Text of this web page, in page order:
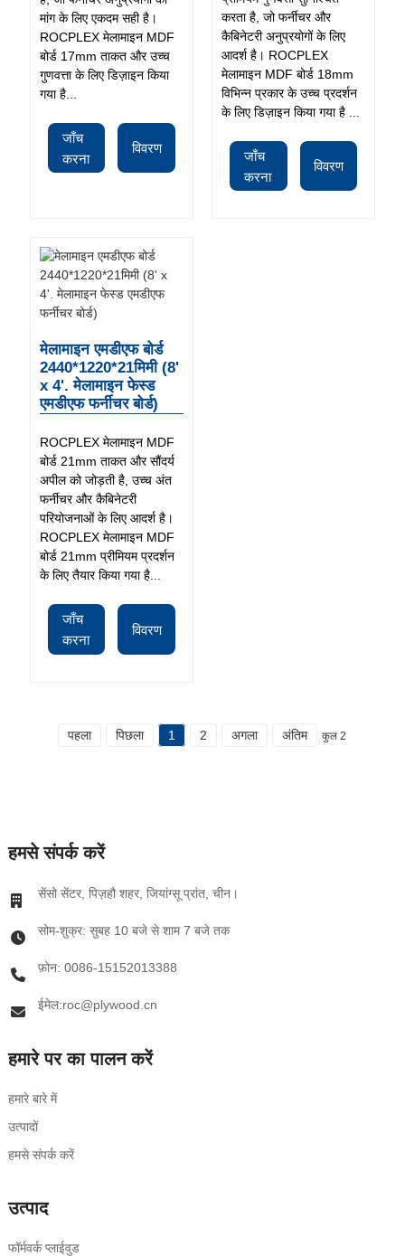
मांग के लिए एकदम सही है।
ROCPLEX मेलामाइन MDF
बोर्ड 17mm ताकत और उच्च
गुणवत्ता के लिए डिज़ाइन किया
गया है...
जाँच
करना
विवरण
करता है, जो फर्नीचर और
कैबिनेटरी अनुप्रयोगों के लिए
आदर्श है। ROCPLEX
मेलामाइन MDF बोर्ड 18mm
विभिन्न प्रकार के उच्च प्रदर्शन
के लिए डिज़ाइन किया गया है ...
जाँच
करना
विवरण
मेलामाइन एमडीएफ बोर्ड
2440*1220*21मिमी (8'
x 4'. मेलामाइन फेस्ड
एमडीएफ फर्नीचर बोर्ड)
ROCPLEX मेलामाइन MDF
बोर्ड 21mm ताकत और सौंदर्य
अपील को जोड़ती है, उच्च अंत
फर्नीचर और कैबिनेटरी
परियोजनाओं के लिए आदर्श है।
ROCPLEX मेलामाइन MDF
बोर्ड 21mm प्रीमियम प्रदर्शन
के लिए तैयार किया गया है...
जाँच
करना
विवरण
पहला पिछला 1 2 अगला अंतिम कुल 2
हमसे संपर्क करें
सेंसो सेंटर, पिज़हौ शहर, जियांग्सू प्रांत, चीन।
सोम-शुक्र: सुबह 10 बजे से शाम 7 बजे तक
फ़ोन: 0086-15152013388
ईमेल:roc@plywood.cn
हमारे पर का पालन करें
हमारे बारे में
उत्पादों
हमसे संपर्क करें
उत्पाद
फॉर्मवर्क प्लाईवुड